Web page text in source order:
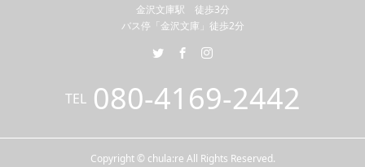
金沢文庫駅 徒歩3分
バス停「金沢文庫」徒歩2分
TEL 080-4169-2442
Copyright © chula:re All Rights Reserved.